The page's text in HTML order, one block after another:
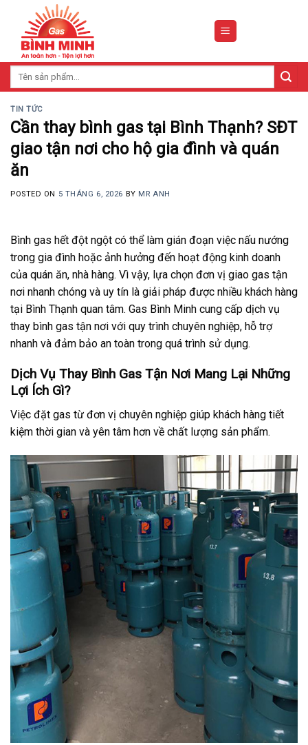
content
TIN TỨC
Cần thay bình gas tại Bình Thạnh? SĐT
giao tận nơi cho hộ gia đình và quán
ăn
POSTED ON 5 THÁNG 6, 2026 BY MR ANH
Bình gas hết đột ngột có thể làm gián đoạn việc nấu nướng
trong gia đình hoặc ảnh hưởng đến hoạt động kinh doanh
của quán ăn, nhà hàng. Vì vậy, lựa chọn đơn vị giao gas tận
nơi nhanh chóng và uy tín là giải pháp được nhiều khách hàng
tại Bình Thạnh quan tâm. Gas Bình Minh cung cấp dịch vụ
thay bình gas tận nơi với quy trình chuyên nghiệp, hỗ trợ
nhanh và đảm bảo an toàn trong quá trình sử dụng.
Dịch Vụ Thay Bình Gas Tận Nơi Mang Lại Những
Lợi Ích Gì?
Việc đặt gas từ đơn vị chuyên nghiệp giúp khách hàng tiết
kiệm thời gian và yên tâm hơn về chất lượng sản phẩm.